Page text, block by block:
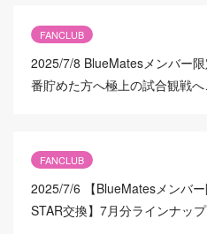
FANCLUB
2025/7/8 BlueMatesメンバー
番貯めた方へ極上の試合観戦へ
FANCLUB
2025/7/6
【BlueMatesメンバ
STAR交換】7月分ラインナップ